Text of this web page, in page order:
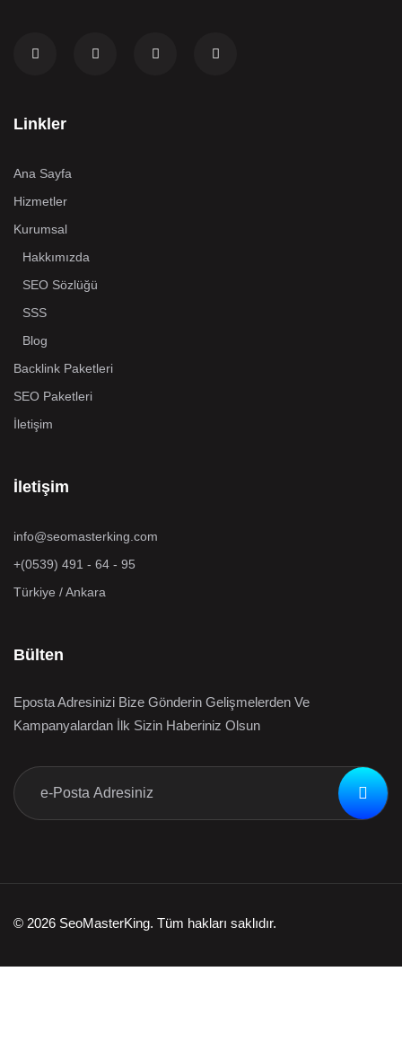
Linkler
Ana Sayfa
Hizmetler
Kurumsal
Hakkımızda
SEO Sözlüğü
SSS
Blog
Backlink Paketleri
SEO Paketleri
İletişim
İletişim
info@seomasterking.com
+(0539) 491 - 64 - 95
Türkiye / Ankara
Bülten
Eposta Adresinizi Bize Gönderin Gelişmelerden Ve
Kampanyalardan İlk Sizin Haberiniz Olsun
© 2026 SeoMasterKing. Tüm hakları saklıdır.